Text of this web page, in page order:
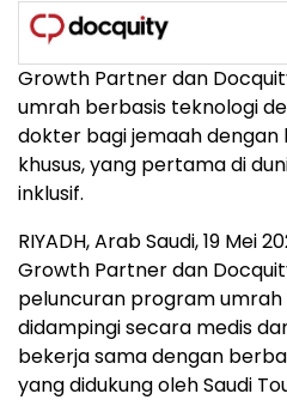
Growth Partner dan
umrah berbasis teknologi
dokter bagi jemaah dengan
khusus, yang pertama di
inklusif.
RIYADH, Arab Saudi, 19 Mei
Growth Partner dan
peluncuran program
didampingi secara medis
bekerja sama dengan
yang didukung oleh Saudi